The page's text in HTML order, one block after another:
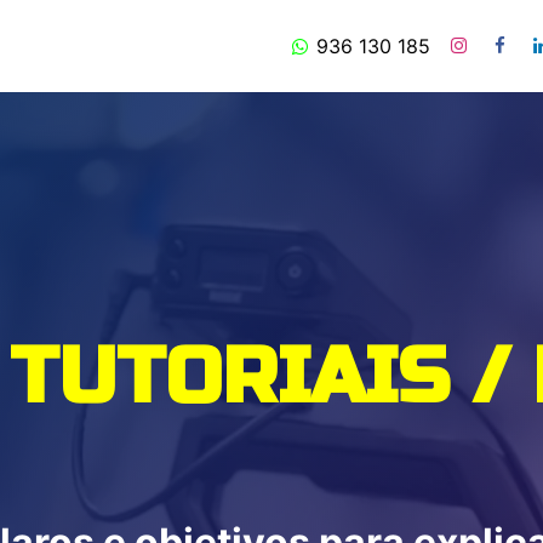
Produção de Vídeo Sobre Nós
936 130 185
/